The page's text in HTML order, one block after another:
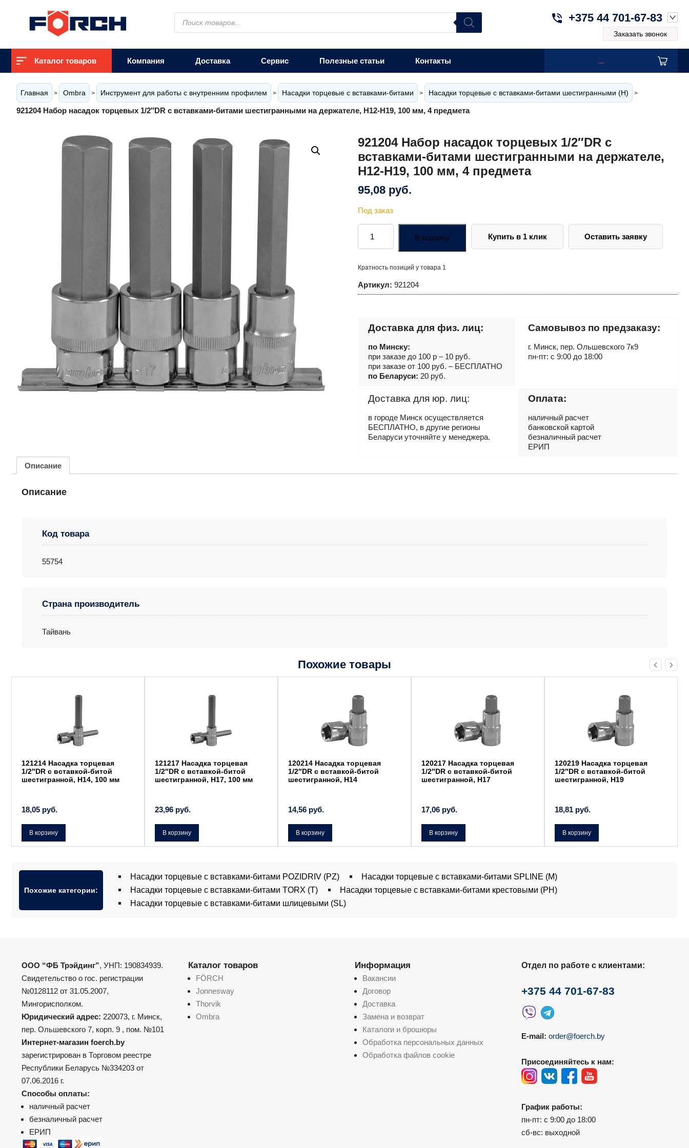
Поиск
товаров
+375 44 701-67-83
Заказать звонок
Каталог товаров Компания Доставка Сервис Полезные статьи Контакты ...
Главная > Ombra > Инструмент для работы с внутренним профилем > Насадки торцевые с вставками-битами > Насадки торцевые с вставками-битами шестигранными (H) >
921204 Набор насадок торцевых 1/2″DR с вставками-битами шестигранными на держателе, H12-H19, 100 мм, 4 предмета
921204 Набор насадок торцевых 1/2″DR с
вставками-битами шестигранными на держателе,
H12-H19, 100 мм, 4 предмета
95,08 руб.
Под заказ
Количество
товара
921204
Набор
1/2"DR
вставками-
H19,
предмета
В корзину Оставить заявку
Купить в 1 клик
Кратность позиций у товара 1
Артикул: 921204
Доставка для физ. лиц:
по Минску:
при заказе до 100 р – 10 руб.
при заказе от 100 руб. – БЕСПЛАТНО
по Беларуси: 20 руб.
Самовывоз по предзаказу:
г. Минск, пер. Ольшевского 7к9
пн-пт: с 9:00 до 18:00
Доставка для юр. лиц:
в городе Минск осуществляется
БЕСПЛАТНО, в другие регионы
Беларуси уточняйте у менеджера.
Оплата:
наличный расчет
банковской картой
безналичный расчет
ЕРИП
Описание
Описание
Код товара
55754
Страна производитель
Тайвань
Похожие товары
121214 Насадка торцевая
1/2″DR с вставкой-битой
шестигранной, Н14, 100 мм
18,05 руб.
В корзину
121217 Насадка торцевая
1/2″DR с вставкой-битой
шестигранной, Н17, 100 мм
23,96 руб.
В корзину
120214 Насадка торцевая
1/2″DR с вставкой-битой
шестигранной, Н14
14,56 руб.
В корзину
120217 Насадка торцевая
1/2″DR с вставкой-битой
шестигранной, Н17
17,06 руб.
В корзину
120219 Насадка торцевая
1/2″DR с вставкой-битой
шестигранной, Н19
18,81 руб.
В корзину
Похожие категории:
Насадки торцевые с вставками-битами POZIDRIV (PZ)
Насадки торцевые с вставками-битами SPLINE (M)
Насадки торцевые с вставками-битами TORX (T)
Насадки торцевые с вставками-битами крестовыми (PH)
Насадки торцевые с вставками-битами шлицевыми (SL)
ООО “ФБ Трэйдинг”, УНП: 190834939.
Свидетельство о гос. регистрации
№0128112 от 31.05.2007,
Мингорисполком.
Юридический адрес: 220073, г. Минск,
пер. Ольшевского 7, корп. 9 , пом. №101
Интернет-магазин foerch.by
зарегистрирован в Торговом реестре
Республики Беларусь №334203 от
07.06.2016 г.
Способы оплаты:
наличный расчет
безналичный расчет
ЕРИП
Каталог товаров
FÖRCH
Jonnesway
Thorvik
Ombra
Информация
Вакансии
Договор
Доставка
Замена и возврат
Каталоги и брошюры
Обработка персональных данных
Обработка файлов cookie
Отдел по работе с клиентами:
+375 44 701-67-83
E-mail: order@foerch.by
Присоединяйтесь к нам:
График работы:
пн-пт: с 9:00 до 18:00
сб-вс: выходной